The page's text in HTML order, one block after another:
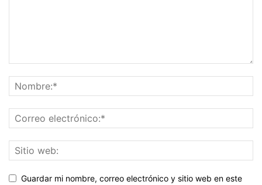
Guardar mi nombre, correo electrónico y sitio web en este